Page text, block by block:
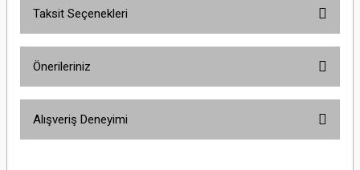
Taksit Seçenekleri
Önerileriniz
yetersiz gördüğünüz noktaları öneri formunu kullanarak tarafımıza
Alışveriş Deneyimi